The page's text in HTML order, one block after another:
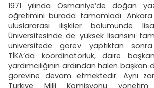
1971 yılında Osmaniye’de doğan
öğretimini burada tamamladı. Ankara
uluslararası ilişkiler bölümünde
Üniversitesinde de yüksek lisansını
üniversitede görev yaptıktan
TİKA’da koordinatörlük, daire
yardımcılığının ardından halen başkan
görevine devam etmektedir. Aynı